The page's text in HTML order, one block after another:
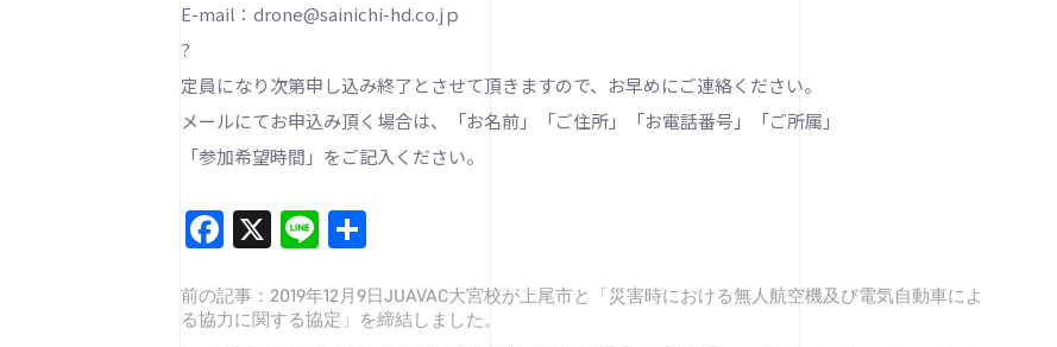
E-mail：drone@sainichi-hd.co.jｐ
?
定員になり次第申し込み終了とさせて頂きますので、お早めにご連絡ください。
メールにてお申込み頂く場合は、「お名前」「ご住所」「お電話番号」「ご所属」
「参加希望時間」をご記入ください。
Facebook
X Line
前の記事： 2019年12月9日JUAVAC大宮校が上尾市と「災害時における無人航空機及び電気自動車によ
る協力に関する協定」を締結しました。